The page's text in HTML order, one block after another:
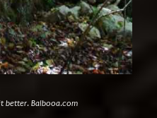
better. Balbooa.com